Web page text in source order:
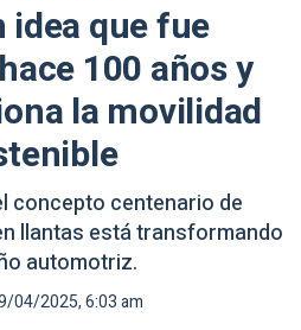
idea que fue
100 años y
la movilidad
concepto centenario de
llantas está transformando
automotriz.
04/2025, 6:03 am